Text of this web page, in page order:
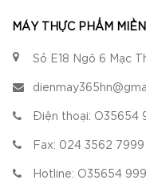
MÁY THỰC PHẨM
Số E18 Ngõ 6 Mạc
Điện thoại: O35654
Fax: 024 3562 7999
Hotline: O35654